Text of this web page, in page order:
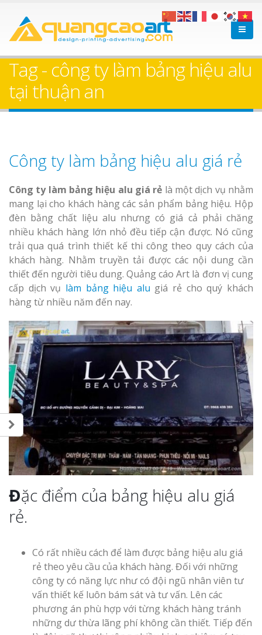
Tag - công ty làm bảng hiệu alu
tại thuận an
Công ty làm bảng hiệu alu giá rẻ
Công ty làm bảng hiệu alu giá rẻ là một dịch vụ nhằm
mang lại cho khách hàng các sản phẩm bảng hiệu. Hộp
đèn bằng chất liệu alu nhưng có giá cả phải chăng
nhiều khách hàng lớn nhỏ đều tiếp cận được. Nó cũng
trải qua quá trình thiết kế thi công theo quy cách của
khách hàng. Nhằm truyền tải được các nội dung cần
thiết đến người tiêu dung. Quảng cáo Art là đơn vị cung
cấp dịch vụ làm bảng hiệu alu giá rẻ cho quý khách
hàng từ nhiều năm đến nay.
Đặc điểm của bảng hiệu alu giá
rẻ.
Có rất nhiều cách để làm được bảng hiệu alu giá
rẻ theo yêu cầu của khách hàng. Đối với những
công ty có năng lực như có đội ngũ nhân viên tư
vấn thiết kế luôn bám sát và tư vấn. Lên các
phương án phù hợp với từng khách hàng tránh
những dư thừa lãng phí không cần thiết. Tiếp đến